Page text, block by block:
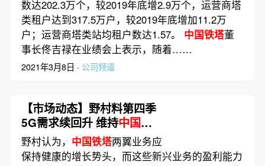
数达202.3万个，较2019年底增2.9万个，运营商塔
类租户达到317.5万户，较2019年底增加11.2万
户；运营商塔类站均租户数达1.57。 中国铁塔董
事长佟吉禄在业绩会上表示，随着……
2021年3月8日 · 公司频道
【市场动态】野村料第四季
5G需求续回升 维持中国铁
塔“中性”评级
野村认为， 中国铁塔两翼业务应
保持健康的增长势头，而这些新兴业务的盈利能力